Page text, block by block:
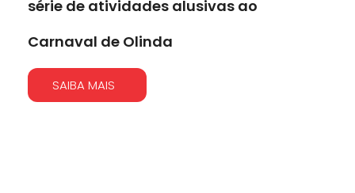
série de atividades alusivas ao
Carnaval de Olinda
SAIBA MAIS